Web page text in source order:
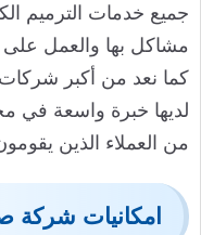
جميع خدمات الترميم
مشاكل بها والعمل على
كما نعد من أكبر
لديها خبرة واسعة في
من العملاء الذين
امكانيات شركة